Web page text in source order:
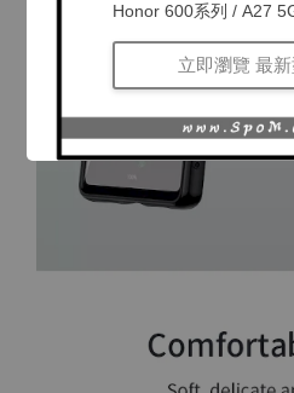
Honor 600系列 / A27
立即瀏覽 最